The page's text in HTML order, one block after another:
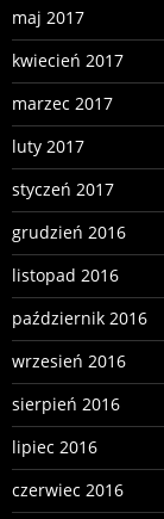
maj 2017
kwiecień 2017
marzec 2017
luty 2017
styczeń 2017
grudzień 2016
listopad 2016
październik 2016
wrzesień 2016
sierpień 2016
lipiec 2016
czerwiec 2016